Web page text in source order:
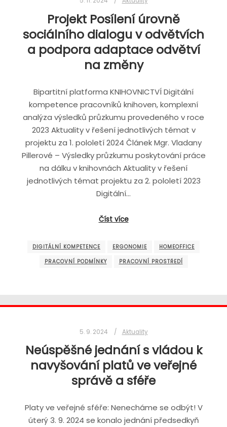
Projekt Posílení úrovně
sociálního dialogu v odvětvích
a podpora adaptace odvětví
na změny
Bipartitní platforma KNIHOVNICTVÍ Digitální
kompetence pracovníků knihoven, komplexní
analýza výsledků průzkumu provedeného v roce
2023 Aktuality v řešení jednotlivých témat v
projektu za 1. pololetí 2024 Článek Mgr. Vladany
Pillerové – Výsledky průzkumu poskytování práce
na dálku v knihovnách Aktuality v řešení
jednotlivých témat projektu za 2. pololetí 2023
Digitální…
Číst více
DIGITÁLNÍ KOMPETENCE ERGONOMIE
HOMEOFFICE
PRACOVNÍ PODMÍNKY
PRACOVNÍ PROSTŘEDÍ
5. 9. 2024 Aktuality
Neúspěšné jednání s vládou k
navyšování platů ve veřejné
správě a sféře
Platy ve veřejné sféře: Nenecháme se odbýt! V
úterý 3. 9. 2024 se konalo jednání předsedkyň